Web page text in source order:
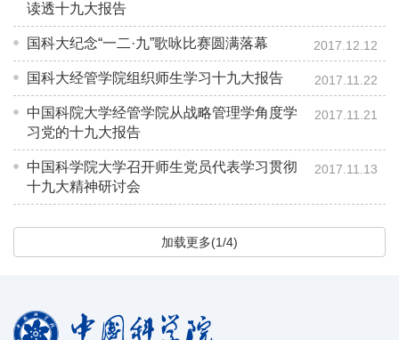
读透十九大报告
国科大纪念“一二·九”歌咏比赛圆满落幕 2017.12.12
国科大经管学院组织师生学习十九大报告 2017.11.22
中国科院大学经管学院从战略管理学角度学
习党的十九大报告
2017.11.21
中国科学院大学召开师生党员代表学习贯彻
十九大精神研讨会
2017.11.13
加载更多(1/4)